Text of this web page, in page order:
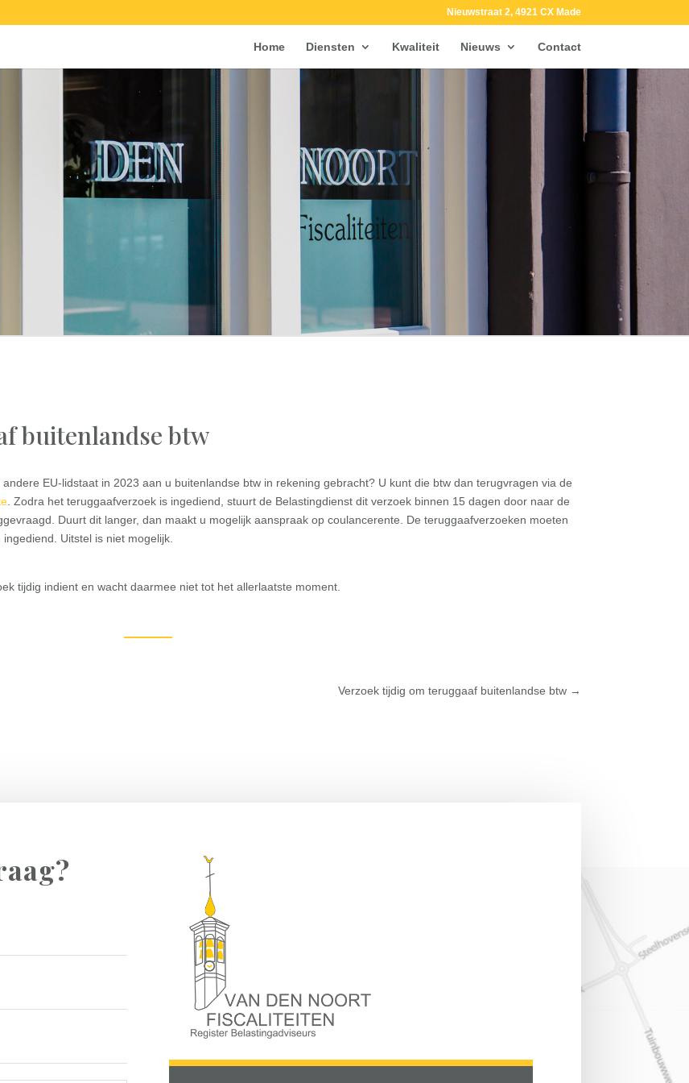
Nieuwstraat 2, 4921 CX Made
Home Diensten Kwaliteit Nieuws Contact
buitenlandse btw
EU-lidstaat in 2023 aan u buitenlandse btw in rekening gebracht? U kunt die btw dan terugvragen via de
. Zodra het teruggaafverzoek is ingediend, stuurt de Belastingdienst dit verzoek binnen 15 dagen door naar de
Duurt dit langer, dan maakt u mogelijk aanspraak op coulancerente. De teruggaafverzoeken moeten
Uitstel is niet mogelijk.
tijdig indient en wacht daarmee niet tot het allerlaatste moment.
Verzoek tijdig om teruggaaf buitenlandse btw→